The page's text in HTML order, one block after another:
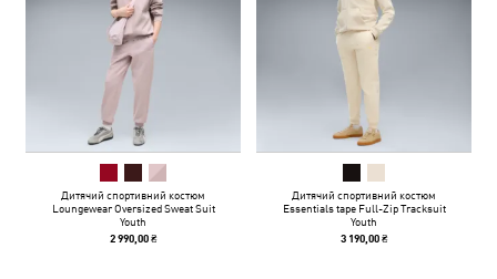
Дитячий спортивний костюм
Loungewear Oversized Sweat Suit
Youth
2 990,00 ₴
Дитячий спортивний костюм
Essentials tape Full-Zip Tracksuit
Youth
3 190,00 ₴